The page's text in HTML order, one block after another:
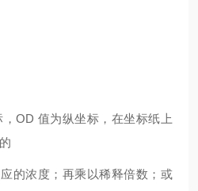
OD 值为纵坐标，在坐标纸上
的浓度；再乘以稀释倍数；或